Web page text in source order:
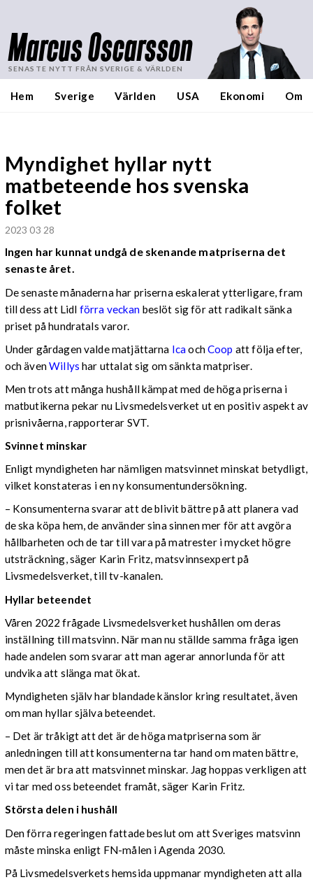
Marcus Oscarsson
SENASTE NYTT FRÅN SVERIGE & VÄRLDEN
Hem Sverige Världen USA Ekonomi Om
Myndighet hyllar nytt
matbeteende hos svenska
folket
2023 03 28
Ingen har kunnat undgå de skenande matpriserna det
senaste året.
De senaste månaderna har priserna eskalerat ytterligare, fram
till dess att Lidl förra veckan beslöt sig för att radikalt sänka
priset på hundratals varor.
Under gårdagen valde matjättarna IcaochCoop att följa efter,
och ävenWillys har uttalat sig om sänkta matpriser.
Men trots att många hushåll kämpat med de höga priserna i
matbutikerna pekar nu Livsmedelsverket ut en positiv aspekt av
prisnivåerna, rapporterar SVT.
Svinnet minskar
Enligt myndigheten har nämligen matsvinnet minskat betydligt,
vilket konstateras i en ny konsumentundersökning.
– Konsumenterna svarar att de blivit bättre på att planera vad
de ska köpa hem, de använder sina sinnen mer för att avgöra
hållbarheten och de tar till vara på matrester i mycket högre
utsträckning, säger Karin Fritz, matsvinnsexpert på
Livsmedelsverket, till tv-kanalen.
Hyllar beteendet
Våren 2022 frågade Livsmedelsverket hushållen om deras
inställning till matsvinn. När man nu ställde samma fråga igen
hade andelen som svarar att man agerar annorlunda för att
undvika att slänga mat ökat.
Myndigheten själv har blandade känslor kring resultatet, även
om man hyllar själva beteendet.
– Det är tråkigt att det är de höga matpriserna som är
anledningen till att konsumenterna tar hand om maten bättre,
men det är bra att matsvinnet minskar. Jag hoppas verkligen att
vi tar med oss beteendet framåt, säger Karin Fritz.
Största delen i hushåll
Den förra regeringen fattade beslut om att Sveriges matsvinn
måste minska enligt FN-målen i Agenda 2030.
På Livsmedelsverkets hemsida uppmanar myndigheten att alla